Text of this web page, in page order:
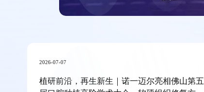
2026-07-07
植研前沿，再生新生｜诺一迈尔亮相佛山第五